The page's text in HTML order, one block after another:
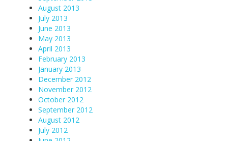
August 2013
July 2013
June 2013
May 2013
April 2013
February 2013
January 2013
December 2012
November 2012
October 2012
September 2012
August 2012
July 2012